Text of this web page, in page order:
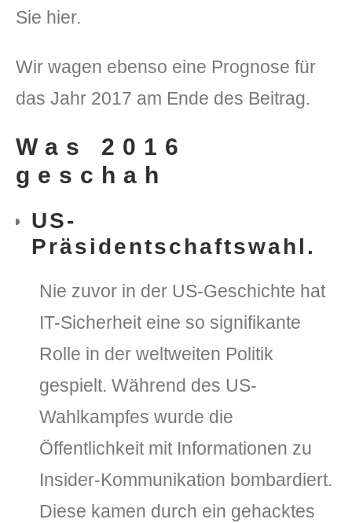
Hilfe
Sie hier.
Wir wagen ebenso eine Prognose für
das Jahr 2017 am Ende des Beitrag.
Was 2016
geschah
US-
Präsidentschaftswahl.
Nie zuvor in der US-Geschichte hat
IT-Sicherheit eine so signifikante
Rolle in der weltweiten Politik
gespielt. Während des US-
Wahlkampfes wurde die
Öffentlichkeit mit Informationen zu
Insider-Kommunikation bombardiert.
Diese kamen durch ein gehacktes